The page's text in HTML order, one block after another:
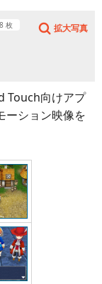
枚 拡大写真
Touch向けアプ
ーション映像を